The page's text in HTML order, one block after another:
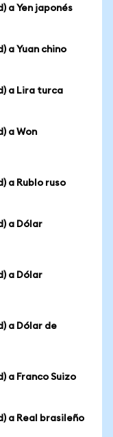
a Yen japonés
a Yuan chino
a Lira turca
a Won
a Rublo ruso
a Dólar
a Dólar
a Dólar de
a Franco Suizo
a Real brasileño